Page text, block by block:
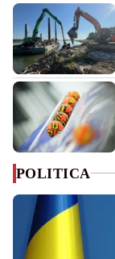
POLITICA